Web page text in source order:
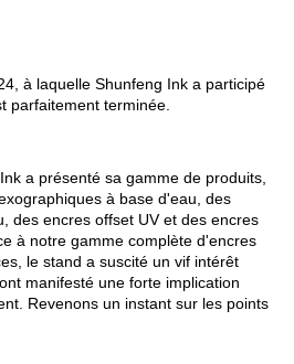
à laquelle Shunfeng Ink a participé
parfaitement terminée.
a présenté sa gamme de produits,
à base d'eau, des
des encres offset UV et des encres
à notre gamme complète d'encres
le stand a suscité un vif intérêt
manifesté une forte implication
Revenons un instant sur les points